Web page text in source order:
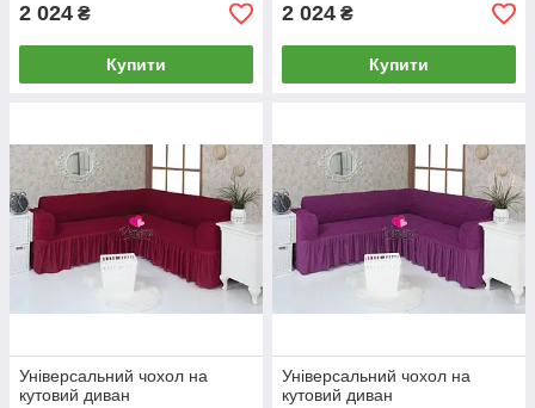
2 024 ₴
Купити
2 024 ₴
Купити
Універсальний чохол на
кутовий диван
Універсальний чохол на
кутовий диван